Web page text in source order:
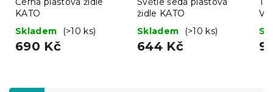
KATO
Skladem
(>10 ks)
690 Kč
židle KATO
Skladem
(>10 ks)
644 Kč